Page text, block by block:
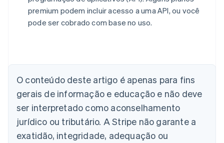
premium podem incluir acesso a uma API, ou você
pode ser cobrado com base no uso.
O conteúdo deste artigo é apenas para fins
gerais de informação e educação e não deve
ser interpretado como aconselhamento
jurídico ou tributário. A Stripe não garante a
exatidão, integridade, adequação ou
English
Áustria
Deutsch English
Bélgica
Nederlands Français
Brasil
Português English
Bulgária